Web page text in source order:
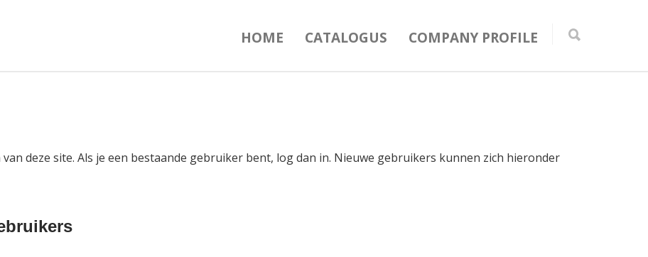
HOME CATALOGUS COMPANY PROFILE
deze site. Als je een bestaande gebruiker bent, log dan in. Nieuwe gebruikers kunnen zich hieronder